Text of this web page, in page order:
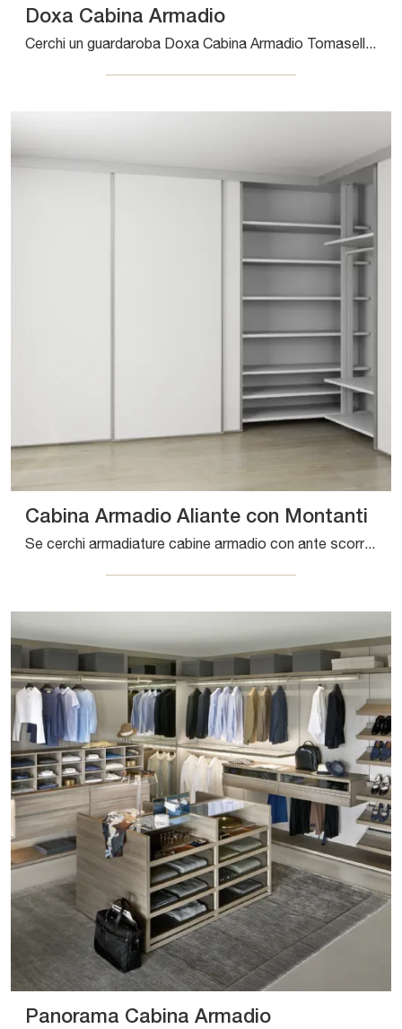
Doxa Cabina Armadio
Cerchi un guardaroba Doxa Cabina Armadio Tomasella? Clicca subito! Gli armadi cabine armadio con ante scorrevoli ti aspettano.
Cabina Armadio Aliante con Montanti
Se cerchi armadiature cabine armadio con ante scorrevoli, clicca e scopri l'armadio Cabina Armadio Aliante con Montanti di De Rosso in HPL.
Panorama Cabina Armadio